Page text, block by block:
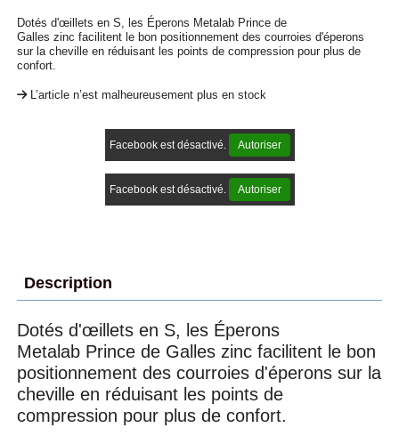
Dotés d'œillets en S, les Éperons Metalab Prince de
Galles zinc facilitent le bon positionnement des courroies d'éperons
sur la cheville en réduisant les points de compression pour plus de
confort.
L’article n’est malheureusement plus en stock
Facebook est désactivé. Autoriser
Facebook est désactivé. Autoriser
Description
Dotés d'œillets en S, les Éperons
Metalab Prince de Galles zinc facilitent le bon
positionnement des courroies d'éperons sur la
cheville en réduisant les points de
compression pour plus de confort.